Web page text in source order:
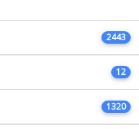
2443
12
1320